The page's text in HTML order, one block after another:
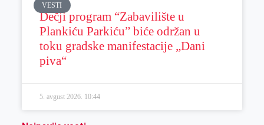
VESTI
Dečji program “Zabavilište u
Plankiću Parkiću” biće održan u
toku gradske manifestacije „Dani
piva“
5. avgust 2026. 10:44